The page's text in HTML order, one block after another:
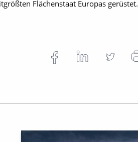
Flächenstaat Europas gerüstet.